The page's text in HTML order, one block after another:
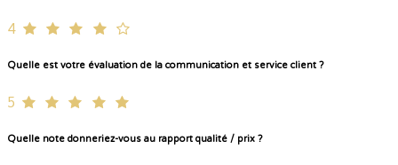
4
Quelle est votre évaluation de la communication et service client ?
5
Quelle note donneriez-vous au rapport qualité / prix ?